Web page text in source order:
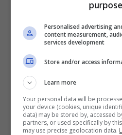
26 Aprile: qual è il
su eBay?
1 Maggio
: Barbie Girl
Natale
8 Maggio
di esemplari
11 Maggio : Nokia
Personalised advertising
content measurement,
services development
Store and/or access
Learn more
Your personal data will be
your device (cookies, unique
data) may be stored by, accessed
partners, or used specifically by
may use precise geolocation data.